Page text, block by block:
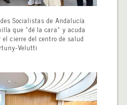
Socialistas de Andalucía
que «dé la cara» y acuda
cierre del centro de salud
Velutti